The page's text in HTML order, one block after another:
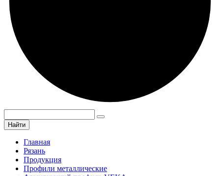
Найти
Главная
Рязань
Продукция
Профили металлические